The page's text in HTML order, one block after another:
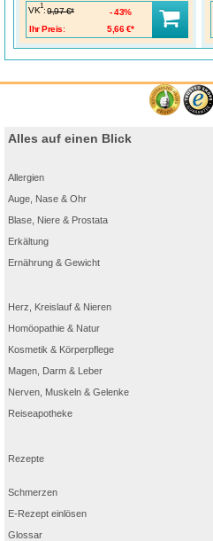
VK
1
: 9,97 €*
Ihr Preis:
5,66 €*
43%
Alles auf einen Blick
Allergien
Auge, Nase & Ohr
Blase, Niere & Prostata
Erkältung
Ernährung & Gewicht
Herz, Kreislauf & Nieren
Homöopathie & Natur
Kosmetik & Körperpflege
Magen, Darm & Leber
Nerven, Muskeln & Gelenke
Reiseapotheke
Rezepte
Schmerzen
E-Rezept einlösen
Glossar